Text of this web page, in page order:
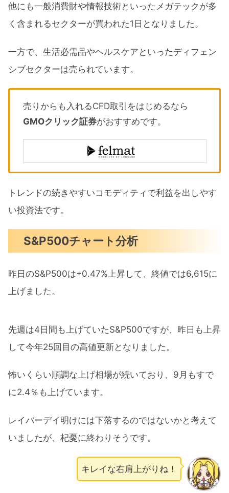
他にも一般消費財や情報技術といったメガテックが多
く含まれるセクターが買われた1日となりました。
一方で、生活必需品やヘルスケアといったディフェン
シブセクターは売られています。
売りからも入れるCFD取引をはじめるなら
GMOクリック証券がおすすめです。
トレンドの続きやすいコモディティで利益を出しやす
い投資法です。
S&P500チャート分析
昨日のS&P500は+0.47%上昇して、終値では6,615に
上げました。
先週は4日間も上げていたS&P500ですが、昨日も上昇
して今年25回目の高値更新となりました。
怖いくらい順調な上げ相場が続いており、9月もすで
に2.4％も上げています。
レイバーデイ明けには下落するのではないかと考えて
いましたが、杞憂に終わりそうです。
キレイな右肩上がりね！